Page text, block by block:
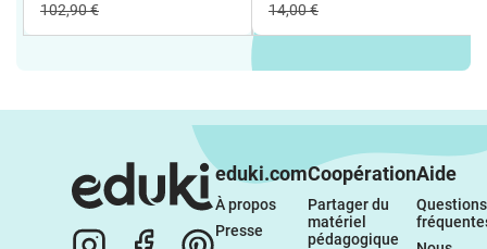
102,90 € 14,00 €
eduki.com
À propos
Presse
Coopération
Partager du
matériel
pédagogique
Aide
Questions